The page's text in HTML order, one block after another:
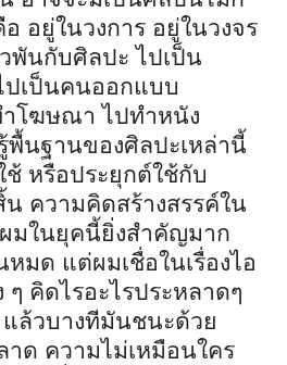
อยู่ในวงการ อยู่ในวงจร
พันกับศิลปะ ไปเป็น
ปเป็นคนออกแบบ
โฆษณา ไปทำหนัง
นฐานของศิลปะเหล่านี้
หรือประยุกต์ใช้กับ
ความคิดสร้างสรรค์ใน
มในยุคนี้ยิ่งสำคัญมาก
หมด แต่ผมเชื่อในเรื่องไอ
ๆ คิดไรอะไรประหลาดๆ
แล้วบางทีมันชนะด้วย
ด ความไม่เหมือนใคร